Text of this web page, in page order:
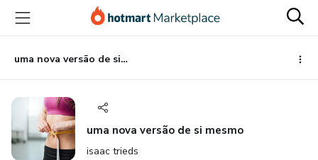
para
conteúdo
principal
para
pagamento
para
rodapé
uma nova versão de si mesmo
uma nova versão de si mesmo
isaac trieds